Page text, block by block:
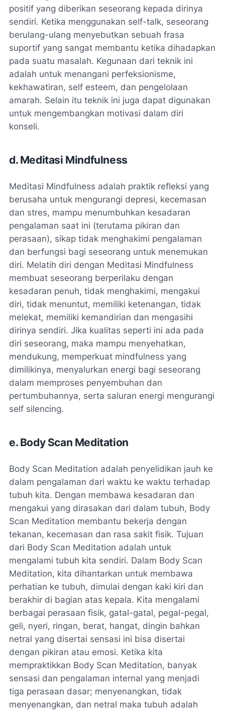
positif yang diberikan seseorang kepada dirinya
sendiri. Ketika menggunakan self-talk, seseorang
berulang-ulang menyebutkan sebuah frasa
suportif yang sangat membantu ketika dihadapkan
pada suatu masalah. Kegunaan dari teknik ini
adalah untuk menangani perfeksionisme,
kekhawatiran, self esteem, dan pengelolaan
amarah. Selain itu teknik ini juga dapat digunakan
untuk mengembangkan motivasi dalam diri
konseli.
d. Meditasi Mindfulness
Meditasi Mindfulness adalah praktik refleksi yang
berusaha untuk mengurangi depresi, kecemasan
dan stres, mampu menumbuhkan kesadaran
pengalaman saat ini (terutama pikiran dan
perasaan), sikap tidak menghakimi pengalaman
dan berfungsi bagi seseorang untuk menemukan
diri. Melatih diri dengan Meditasi Mindfulness
membuat seseorang berperilaku dengan
kesadaran penuh, tidak menghakimi, mengakui
diri, tidak menuntut, memiliki ketenangan, tidak
melekat, memiliki kemandirian dan mengasihi
dirinya sendiri. Jika kualitas seperti ini ada pada
diri seseorang, maka mampu menyehatkan,
mendukung, memperkuat mindfulness yang
dimilikinya, menyalurkan energi bagi seseorang
dalam memproses penyembuhan dan
pertumbuhannya, serta saluran energi mengurangi
self silencing.
e. Body Scan Meditation
Body Scan Meditation adalah penyelidikan jauh ke
dalam pengalaman dari waktu ke waktu terhadap
tubuh kita. Dengan membawa kesadaran dan
mengakui yang dirasakan dari dalam tubuh, Body
Scan Meditation membantu bekerja dengan
tekanan, kecemasan dan rasa sakit fisik. Tujuan
dari Body Scan Meditation adalah untuk
mengalami tubuh kita sendiri. Dalam Body Scan
Meditation, kita dihantarkan untuk membawa
perhatian ke tubuh, dimulai dengan kaki kiri dan
berakhir di bagian atas kepala. Kita mengalami
berbagai perasaan fisik, gatal-gatal, pegal-pegal,
geli, nyeri, ringan, berat, hangat, dingin bahkan
netral yang disertai sensasi ini bisa disertai
dengan pikiran atau emosi. Ketika kita
mempraktikkan Body Scan Meditation, banyak
sensasi dan pengalaman internal yang menjadi
tiga perasaan dasar; menyenangkan, tidak
menyenangkan, dan netral maka tubuh adalah